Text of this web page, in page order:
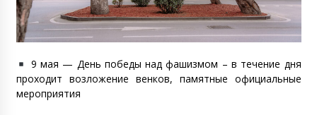
9 мая — День победы над фашизмом – в течение дня
проходит возложение венков, памятные официальные
мероприятия